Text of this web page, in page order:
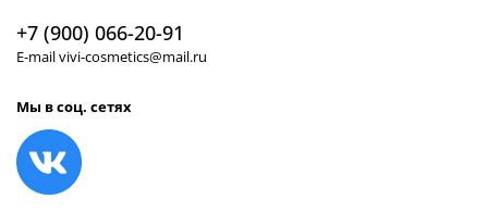
+7 (900) 066-20-91
E-mail vivi-cosmetics@mail.ru
Мы в соц. сетях